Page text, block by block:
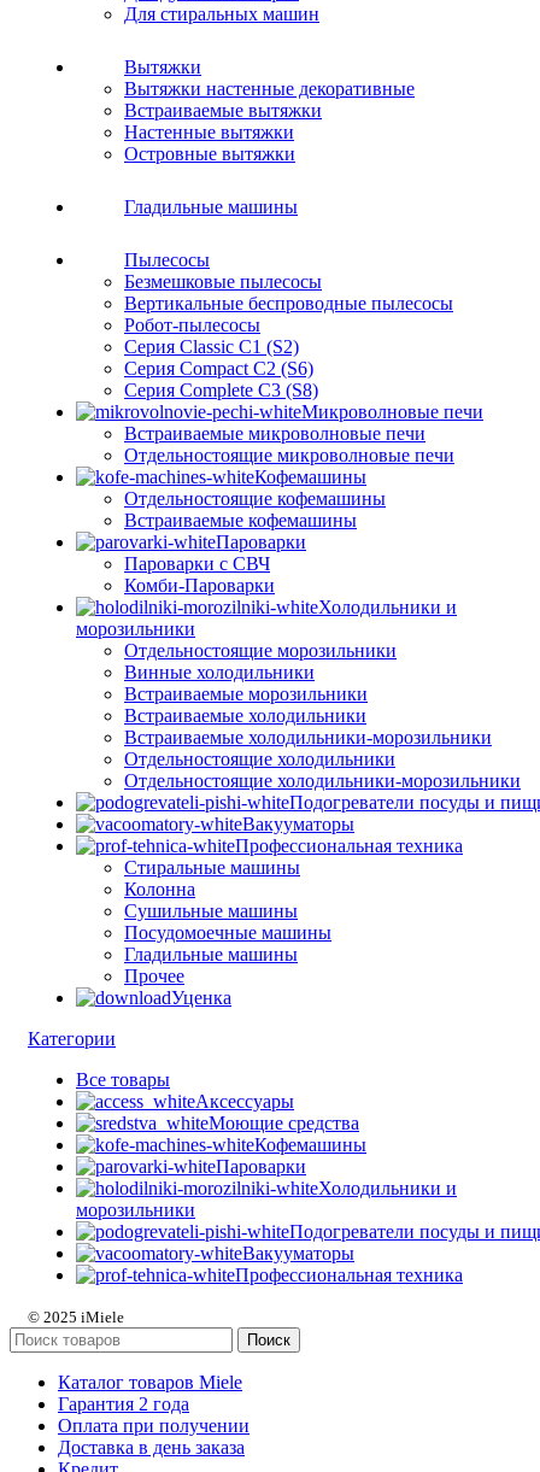
Для стиральных машин
Вытяжки
Вытяжки настенные декоративные
Встраиваемые вытяжки
Настенные вытяжки
Островные вытяжки
Гладильные машины
Пылесосы
Безмешковые пылесосы
Вертикальные беспроводные пылесосы
Робот-пылесосы
Серия Classic C1 (S2)
Серия Compact C2 (S6)
Серия Complete C3 (S8)
Микроволновые печи
Встраиваемые микроволновые печи
Отдельностоящие микроволновые печи
Кофемашины
Отдельностоящие кофемашины
Встраиваемые кофемашины
Пароварки
Пароварки с СВЧ
Комби-Пароварки
Холодильники и
морозильники
Отдельностоящие морозильники
Винные холодильники
Встраиваемые морозильники
Встраиваемые холодильники
Встраиваемые холодильники-морозильники
Отдельностоящие холодильники
Отдельностоящие холодильники-морозильники
Подогреватели посуды и
Вакууматоры
Профессиональная техника
Стиральные машины
Колонна
Сушильные машины
Посудомоечные машины
Гладильные машины
Прочее
Уценка
Категории
Все товары
Аксессуары
Моющие средства
Кофемашины
Пароварки
Холодильники и
морозильники
Подогреватели посуды и
Вакууматоры
Профессиональная техника
© 2025 iMiele
Поиск
Каталог товаров Miele
Гарантия 2 года
Оплата при получении
Доставка в день заказа